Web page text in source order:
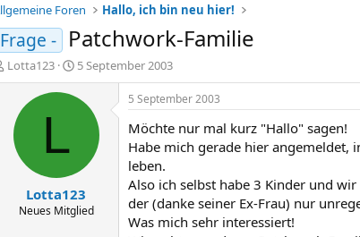
Foren
Hallo, ich bin neu hier!
Frage - Patchwork-Familie
E
r
Lotta123
E
r
s
t
a
m
5 September 2003
L
Lotta123
Neues Mitglied
5 September 2003
Möchte nur mal kurz "Hallo" sagen!
Habe mich gerade hier angemeldet,
leben.
Also ich selbst habe 3 Kinder und
der (danke seiner Ex-Frau) nur
Was mich sehr interessiert!